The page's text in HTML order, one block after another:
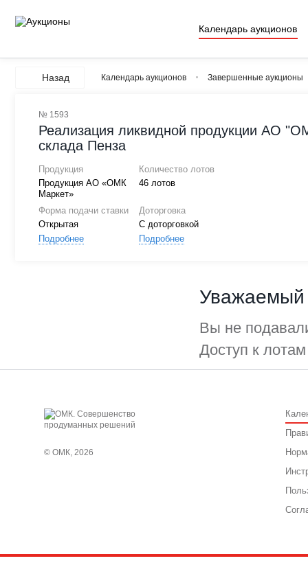
Календарь аукционов
Назад Календарь аукционов Завершенные аукционы
№ 1593
Реализация ликвидной продукции АО
склада Пенза
Продукция
Продукция АО «ОМК
Маркет»
Количество лотов
46 лотов
Форма подачи ставки
Открытая
Подробнее
Доторговка
С доторговкой
Подробнее
Уважаемый
Вы не
Доступ к
© ОМК, 2026